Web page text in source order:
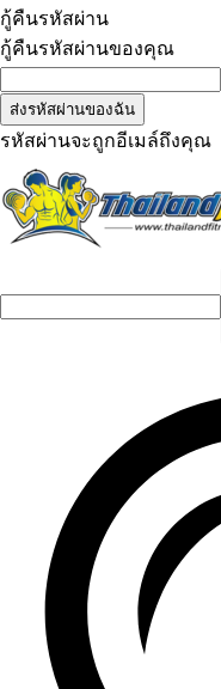
กู้คืนรหัสผ่าน
กู้คืนรหัสผ่านของคุณ
รหัสผ่านจะถูกอีเมล์ถึงคุณ